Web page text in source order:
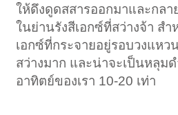
ให้ดึงดูดสสารออกมาและกลา
ในย่านรังสีเอกซ์ที่สว่างจ้า สำ
เอกซ์ที่กระจายอยู่รอบวงแห
สว่างมาก และน่าจะเป็นหลุม
อาทิตย์ของเรา 10-20 เท่า